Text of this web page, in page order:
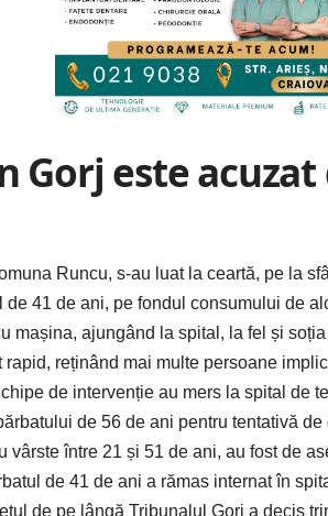
Gorj este
Runcu, s-au luat la ceartă, pe la
de 41 de ani, pe fondul consumului de
mașina, ajungând la spital, la fel și
reținând mai multe persoane
de intervenție au mers la spital de
de 56 de ani pentru tentativă
vârste între 21 și 51 de ani, au fost de
de 41 de ani a rămas internat în
de pe lângă Tribunalul Gorj a decis